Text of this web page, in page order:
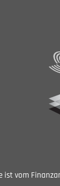
ist vom